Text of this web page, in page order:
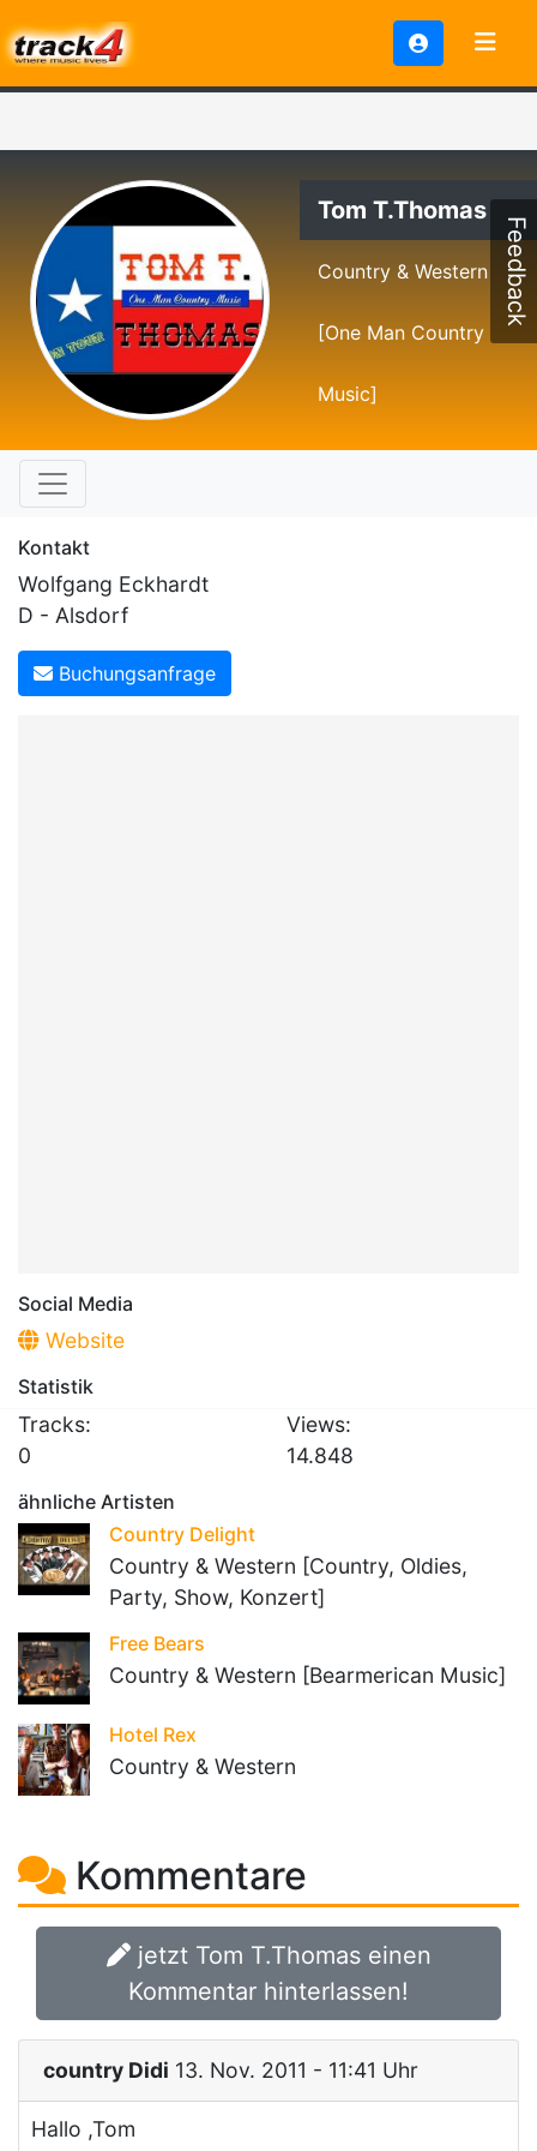
Tom T.Thomas
Country & Western
[One Man Country
Music]
Kontakt
Wolfgang Eckhardt
D - Alsdorf
Buchungsanfrage
Social Media
Website
Statistik
Tracks:
0
Views:
14.848
ähnliche Artisten
Country Delight
Country & Western [Country, Oldies,
Party, Show, Konzert]
Free Bears
Country & Western [Bearmerican Music]
Hotel Rex
Country & Western
Kommentare
jetzt Tom T.Thomas einen
Kommentar hinterlassen!
country Didi 13. Nov. 2011 - 11:41 Uhr
Hallo ,Tom
Feedback